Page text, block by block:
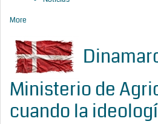
More
Ministerio de
cuando la